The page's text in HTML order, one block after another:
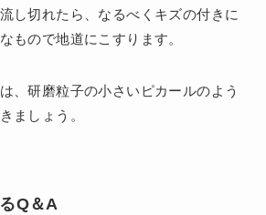
し切れたら、なるべくキズの付きに
もので地道にこすります。
、研磨粒子の小さいピカールのよう
ましょう。
Q＆A